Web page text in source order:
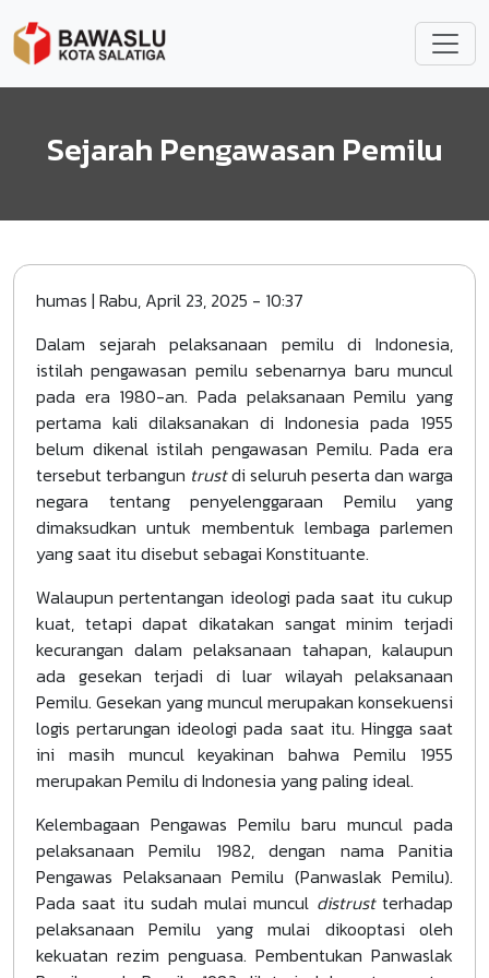
Sejarah Pengawasan Pemilu
humas | Rabu, April 23, 2025 - 10:37
Dalam sejarah pelaksanaan pemilu di Indonesia,
istilah pengawasan pemilu sebenarnya baru muncul
pada era 1980-an. Pada pelaksanaan Pemilu yang
pertama kali dilaksanakan di Indonesia pada 1955
belum dikenal istilah pengawasan Pemilu. Pada era
tersebut terbangun trustdi seluruh peserta dan warga
negara tentang penyelenggaraan Pemilu yang
dimaksudkan untuk membentuk lembaga parlemen
yang saat itu disebut sebagai Konstituante.
Walaupun pertentangan ideologi pada saat itu cukup
kuat, tetapi dapat dikatakan sangat minim terjadi
kecurangan dalam pelaksanaan tahapan, kalaupun
ada gesekan terjadi di luar wilayah pelaksanaan
Pemilu. Gesekan yang muncul merupakan konsekuensi
logis pertarungan ideologi pada saat itu. Hingga saat
ini masih muncul keyakinan bahwa Pemilu 1955
merupakan Pemilu di Indonesia yang paling ideal.
Kelembagaan Pengawas Pemilu baru muncul pada
pelaksanaan Pemilu 1982, dengan nama Panitia
Pengawas Pelaksanaan Pemilu (Panwaslak Pemilu).
Pada saat itu sudah mulai muncul distrustterhadap
pelaksanaan Pemilu yang mulai dikooptasi oleh
kekuatan rezim penguasa. Pembentukan Panwaslak